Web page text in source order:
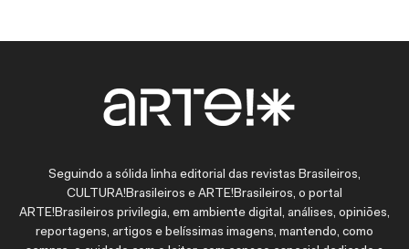
Seguindo a sólida linha editorial das revistas Brasileiros,
CULTURA!Brasileiros e ARTE!Brasileiros, o portal
ARTE!Brasileiros privilegia, em ambiente digital, análises, opiniões,
reportagens, artigos e belíssimas imagens, mantendo, como